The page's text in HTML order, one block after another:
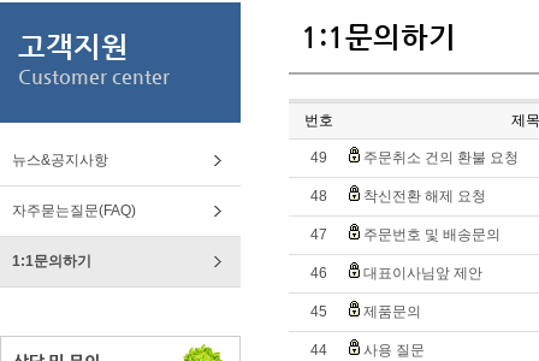
고객지원
Customer center
뉴스&공지사항
자주묻는질문(FAQ)
1:1문의하기
1:1문의하기
번호 제목
49 주문취소 건의 환불 요청
48 착신전환 해제 요청
47 주문번호 및 배송문의
46 대표이사님앞 제안
45 제품문의
44 사용 질문